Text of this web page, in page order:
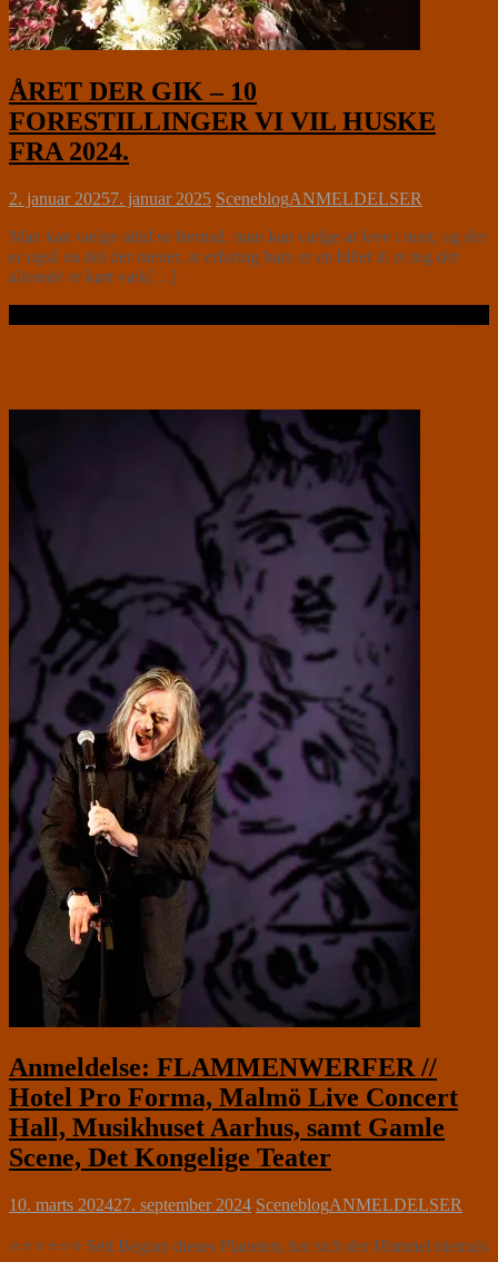
ÅRET DER GIK – 10
FORESTILLINGER VI VIL HUSKE
FRA 2024.
2. januar 20257. januar 2025 SceneblogANMELDELSER
Man kan vælge altid se fremad, man kan vælge at leve i nuet, og der
er også en del der mener, at erfaring bare er en billet til et tog der
allerede er kørt væk[…]
Anmeldelse: FLAMMENWERFER //
Hotel Pro Forma, Malmö Live Concert
Hall, Musikhuset Aarhus, samt Gamle
Scene, Det Kongelige Teater
10. marts 202427. september 2024 SceneblogANMELDELSER
⭐⭐⭐⭐⭐⭐ Seit Beginn dieses Planeten, hat sich der Himmel niemals